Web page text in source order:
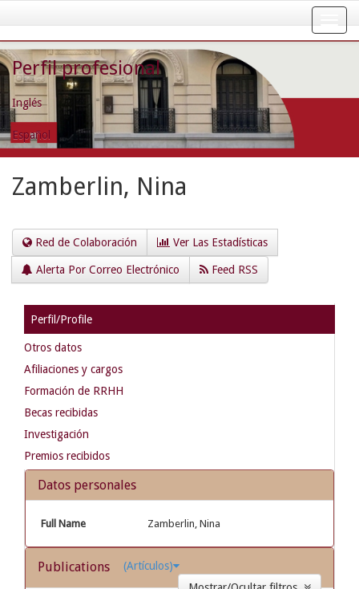
navigation
Perfil profesional
Inglés
Español
Zamberlin, Nina
Red de Colaboración Ver Las Estadísticas
Alerta Por Correo Electrónico Feed RSS
Perfil/Profile
Otros datos
Afiliaciones y cargos
Formación de RRHH
Becas recibidas
Investigación
Premios recibidos
Datos personales
Full Name Zamberlin, Nina
Publications
(Artículos)